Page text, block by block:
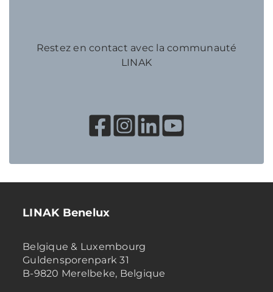
Restez en contact avec la communauté
LINAK
LINAK Benelux
Belgique & Luxembourg
Guldensporenpark 31
B-9820 Merelbeke, Belgique